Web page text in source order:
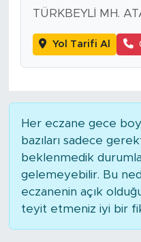
TÜRKBEYLİ MH.
Yol Tarifi Al
Her eczane gece
bazıları sadece
beklenmedik
gelemeyebilir. Bu
eczanenin açık
teyit etmeniz iyi bir
NOSTALJİ
YAZARLAR
DİNİ
POLİTİKA